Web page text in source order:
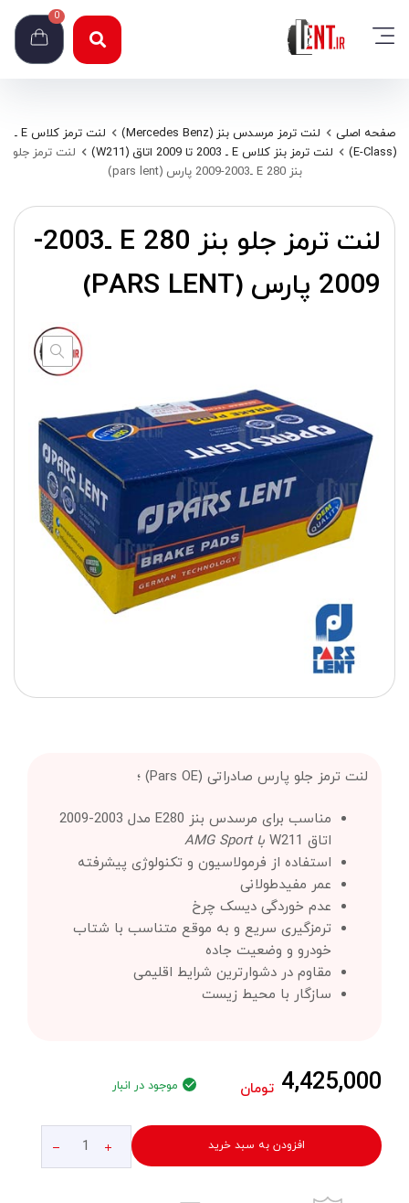
0
صفحه اصلی لنت ترمز مرسدس بنز (Mercedes Benz)
لنت ترمز کلاس E ـ
(E-Class)
لنت ترمز بنز کلاس E ـ 2003 تا 2009 اتاق (W211)
لنت ترمز جلو
بنز E 280 ـ2003-2009 پارس (pars lent)
لنت ترمز جلو بنز E 280 ـ2003-
2009 پارس (PARS LENT)
لنت ترمز جلو پارس صادراتی (Pars OE) ؛
مناسب برای مرسدس بنز E280 مدل 2003-2009
اتاق W211
با AMG Sport
استفاده از فرمولاسیون و تکنولوژی پیشرفته
عمر مفیدطولانی
عدم خوردگی دیسک چرخ
ترمزگیری سریع و به موقع متناسب با شتاب
خودرو و وضعیت جاده
مقاوم در دشوارترین شرایط اقلیمی
سازگار با محیط زیست
4,425,000 تومان موجود در انبار
افزودن به سبد خرید